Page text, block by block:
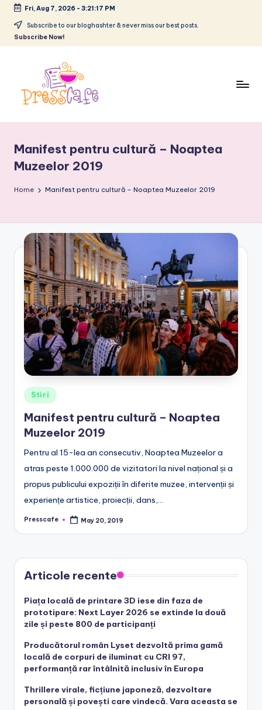
Skip
Fri, Aug 7, 2026 - 3:21:18 PM
Subscribe to our bloghashter & never miss our best posts.
Subscribe Now!
e
s
s
a
f
e
.
r
o
urbane
Manifest pentru cultură – Noaptea
Muzeelor 2019
Home Manifest pentru cultură – Noaptea Muzeelor 2019
Posted
Stiri
Manifest pentru cultură – Noaptea
Muzeelor 2019
Pentru al 15-lea an consecutiv, Noaptea Muzeelor a
atras peste 1.000.000 de vizitatori la nivel național și a
propus publicului expoziții în diferite muzee, intervenții și
experiențe artistice, proiecții, dans,…
Posted
Presscafe May 20, 2019
Articole recente
Piața locală de printare 3D iese din faza de
prototipare: Next Layer 2026 se extinde la două
zile și peste 800 de participanți
Producătorul român Lyset dezvoltă prima gamă
locală de corpuri de iluminat cu CRI 97,
performanță rar întâlnită inclusiv în Europa
Thrillere virale, ficțiune japoneză, dezvoltare
personală și povești care vindecă. Vara aceasta se